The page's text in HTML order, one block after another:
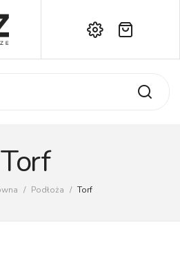
w koszyku.
Torf
/ Podłoża / Torf